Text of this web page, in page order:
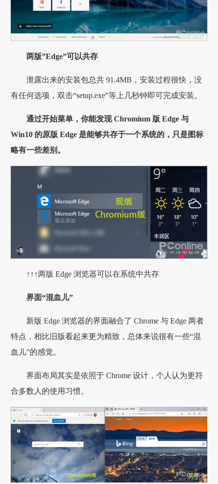
两版”Edge”可以共存
泄露出来的安装包总共 91.4MB，安装过程很快，没
有任何选项，双击“setup.exe”等上几秒钟即可完成安装。
通过开始菜单，你能发现 Chromium 版 Edge 与
Win10 的原版 Edge 是能够共存于一个系统的，只是图标
略有一些差别。
↑↑↑两版 Edge 浏览器可以在系统中共存
界面“混血儿”
新版 Edge 浏览器的界面融合了 Chrome 与 Edge 两者
特点，相比旧版看起来更为精致，总体来说很有一些“混
血儿”的感觉。
界面布局其实是依照于 Chrome 设计，个人认为更符
合多数人的使用习惯。